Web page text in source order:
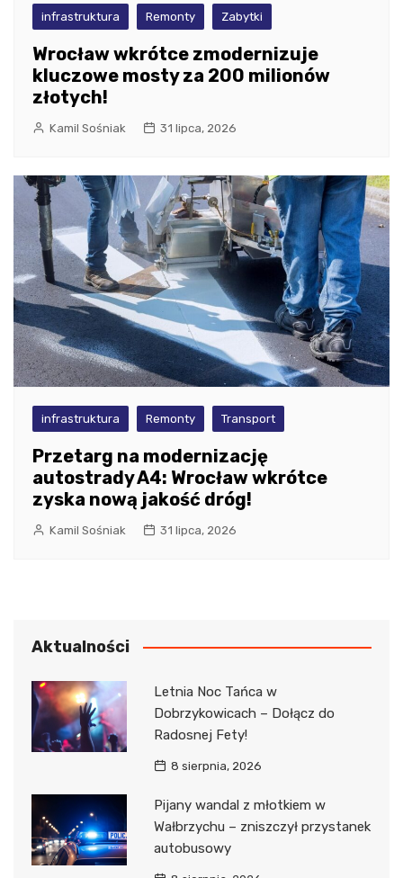
infrastruktura Remonty Zabytki
Wrocław wkrótce zmodernizuje
kluczowe mosty za 200 milionów
złotych!
Kamil Sośniak 31 lipca, 2026
infrastruktura Remonty Transport
Przetarg na modernizację
autostrady A4: Wrocław wkrótce
zyska nową jakość dróg!
Kamil Sośniak 31 lipca, 2026
Aktualności
Letnia Noc Tańca w
Dobrzykowicach – Dołącz do
Radosnej Fety!
8 sierpnia, 2026
Pijany wandal z młotkiem w
Wałbrzychu – zniszczył przystanek
autobusowy